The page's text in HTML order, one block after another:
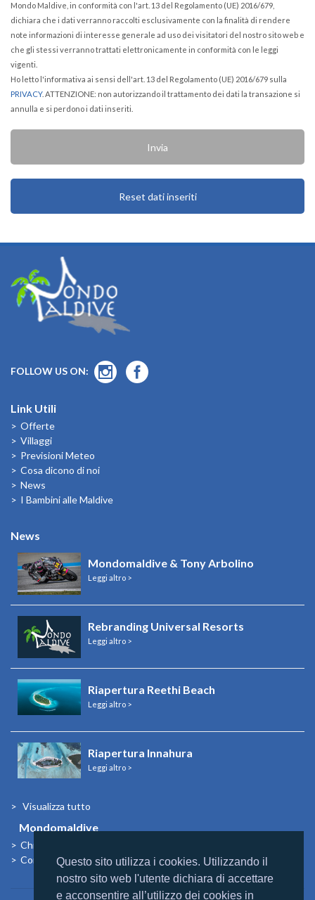
Questo sito utilizza i cookies. Utilizzando il
nostro sito web l'utente dichiara di accettare
e acconsentire all’utilizzo dei cookies in
Mondo Maldive, in conformità con l'art. 13 del Regolamento (UE) 2016/679,
dichiara che i dati verranno raccolti esclusivamente con la finalità di rendere
note informazioni di interesse generale ad uso dei visitatori del nostro sito web e
che gli stessi verranno trattati elettronicamente in conformità con le leggi
vigenti.
Ho letto l'informativa ai sensi dell'art. 13 del Regolamento (UE) 2016/679 sulla
PRIVACY. ATTENZIONE: non autorizzando il trattamento dei dati la transazione si
annulla e si perdono i dati inseriti.
FOLLOW US ON:
Link Utili
Offerte
Villaggi
Previsioni Meteo
Cosa dicono di noi
News
I Bambini alle Maldive
News
Mondomaldive & Tony Arbolino
Leggi altro >
Rebranding Universal Resorts
Leggi altro >
Riapertura Reethi Beach
Leggi altro >
Riapertura Innahura
Leggi altro >
Visualizza tutto
Mondomaldive
Chi siamo
Contatti